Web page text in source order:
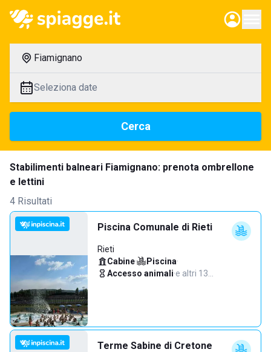
Fiamignano
Seleziona date
Cerca
Stabilimenti balneari Fiamignano: prenota ombrellone
e lettini
4 Risultati
Piscina Comunale di Rieti
Rieti
Cabine· Piscina·
Accesso animali·e altri 13…
Terme Sabine di Cretone